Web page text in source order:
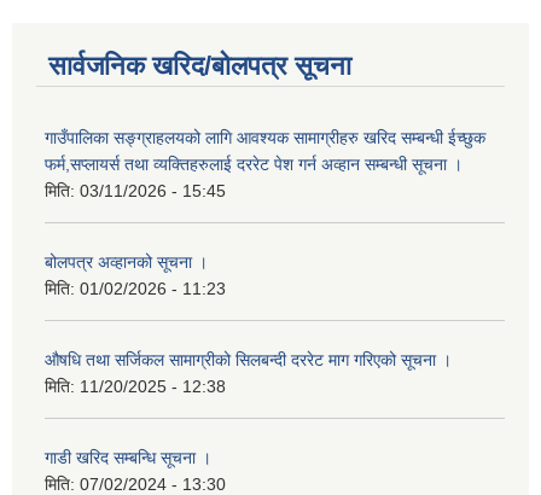
सार्वजनिक खरिद/बोलपत्र सूचना
गाउँपालिका सङ्ग्राहलयको लागि आवश्यक सामाग्रीहरु खरिद सम्बन्धी ईच्छुक
फर्म,सप्लायर्स तथा व्यक्तिहरुलाई दररेट पेश गर्न अव्हान सम्बन्धी सूचना ।
मिति: 03/11/2026 - 15:45
बोलपत्र अव्हानको सूचना ।
मिति: 01/02/2026 - 11:23
औषधि तथा सर्जिकल सामाग्रीको सिलबन्दी दररेट माग गरिएको सूचना ।
मिति: 11/20/2025 - 12:38
गाडी खरिद सम्बन्धि सूचना ।
मिति: 07/02/2024 - 13:30